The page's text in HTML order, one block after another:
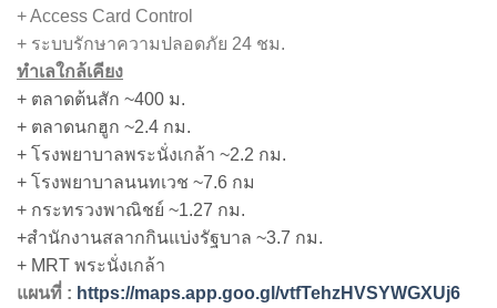
+ Access Card Control
+ ระบบรักษาความปลอดภัย 24 ชม.
ทำเลใกล้เคียง
+ ตลาดต้นสัก ~400 ม.
+ ตลาดนกฮูก ~2.4 กม.
+ โรงพยาบาลพระนั่งเกล้า ~2.2 กม.
+ โรงพยาบาลนนทเวช ~7.6 กม
+ กระทรวงพาณิชย์ ~1.27 กม.
+สำนักงานสลากกินแบ่งรัฐบาล ~3.7 กม.
+ MRT พระนั่งเกล้า
แผนที่ : https://maps.app.goo.gl/vtfTehzHVSYWGXUj6